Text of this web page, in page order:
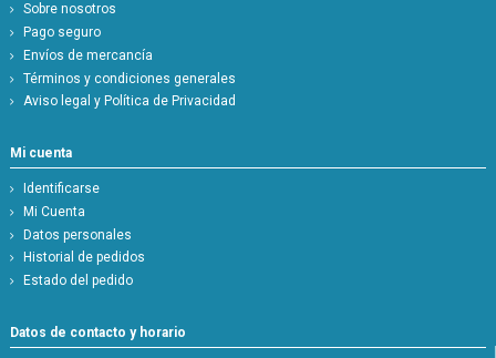
Sobre nosotros
Pago seguro
Envíos de mercancía
Términos y condiciones generales
Aviso legal y Política de Privacidad
Mi cuenta
Identificarse
Mi Cuenta
Datos personales
Historial de pedidos
Estado del pedido
Datos de contacto y horario